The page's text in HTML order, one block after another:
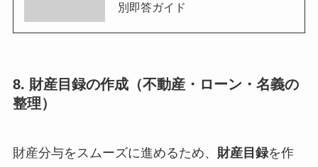
別即答ガイド
8. 財産目録の作成（不動産・ローン・名義の
整理）
財産分与をスムーズに進めるため、 財産目録を作